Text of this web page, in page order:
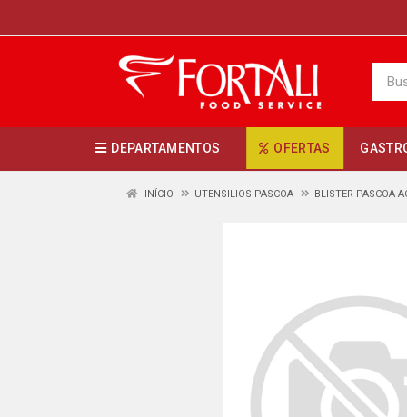
DEPARTAMENTOS OFERTAS
INÍCIO UTENSILIOS PASCOA BLISTER PASCOA